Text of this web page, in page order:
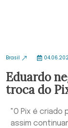
Brasil
Eduardo
troca do
"O Pix é criado
assim